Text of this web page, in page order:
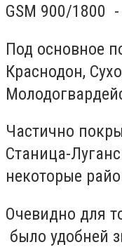
GSM 900/1800
Под основное
Краснодон,
Частично
Станица-
некоторые
Очевидно для
было удобней